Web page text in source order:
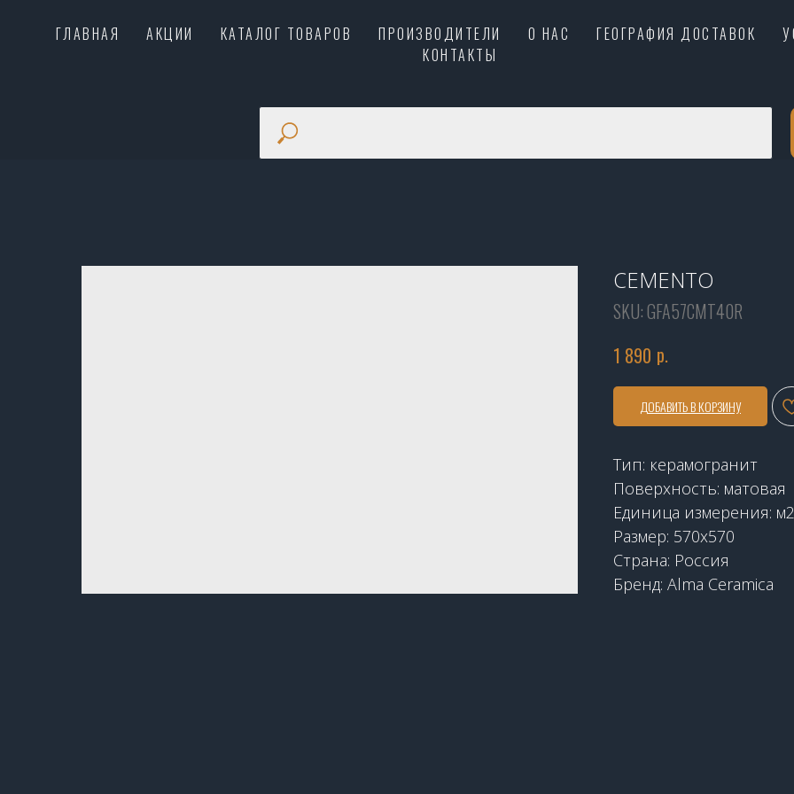
ГЛАВНАЯ АКЦИИ КАТАЛОГ ТОВАРОВ ПРОИЗВОДИТЕЛИ О НАС ГЕОГРАФИЯ ДОСТАВОК
КОНТАКТЫ
CEMENTO
SKU:GFA57CMT40R
1 890 р.
ДОБАВИТЬ В КОРЗИНУ
Тип: керамогранит
Поверхность: матовая
Единица измерения: м2
Размер: 570x570
Страна: Россия
Бренд: Alma Ceramica